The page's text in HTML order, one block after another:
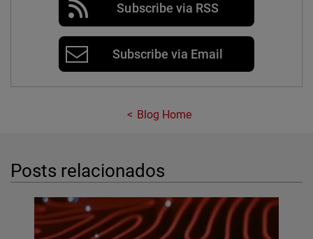
Subscribe via RSS
Subscribe via Email
Blog Home
Posts relacionados